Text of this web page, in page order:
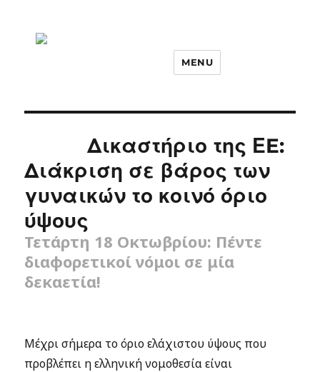
MENU
Δικαστήριο της ΕE:
Διάκριση σε βάρος των
γυναικών το κοινό όριο
ύψους
Τετάρτη 18 Οκτωβρίου: Πέντε
διαφορετικοί νόμοι σε μία
δεκαετία!
Μέχρι σήμερα το όριο ελάχιστου ύψους που
προβλέπει η ελληνική νομοθεσία είναι